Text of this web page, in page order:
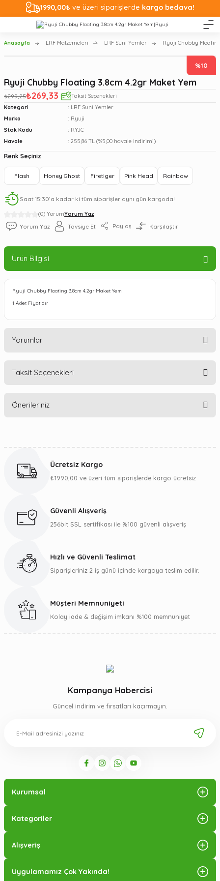
1990,00₺ ve üzeri siparişlerde kargo bedava!
Anasayfa LRF Malzemeleri LRF Suni Yemler Ryuji Chubby
%10
(0) YorumYorum Yaz
Ryuji Chubby Floating 3.8cm 4.2gr Maket Yem
₺299,25₺269,33
Taksit Seçenekleri
Kategori
LRF Suni Yemler
Marka
Ryuji
Stok Kodu
RYJC
Havale
255,86 TL (%5,00 havale indirimi)
Renk Seçiniz
Flash Honey Ghost Firetiger Pink Head Rainbow
Saat 15:30’a kadar ki tüm siparişler aynı gün kargoda!
Yorum Yaz Tavsiye Et Paylaş Karşılaştır
Ürün Bilgisi
Ryuji Chubby Floating 3.8cm 4.2gr Maket Yem
1 Adet Fiyatıdır
Yorumlar
Taksit Seçenekleri
Önerileriniz
Görüş ve önerileriniz için teşekkür ederiz.
Ürün bilgilerinde hatalar bulunuyor.
Gönder
Ücretsiz Kargo
₺1990,00 ve üzeri tüm siparişlerde kargo ücretsiz
Güvenli Alışveriş
256bit SSL sertifikası ile %100 güvenli alışveriş
Hızlı ve Güvenli Teslimat
Siparişleriniz 2 iş günü içinde kargoya teslim edilir.
Müşteri Memnuniyeti
Kolay iade & değişim imkanı %100 memnuniyet
Kampanya Habercisi
Güncel indirim ve fırsatları kaçırmayın.
Kurumsal
Kategoriler
Alışveriş
Uygulamamız Çok Yakında!